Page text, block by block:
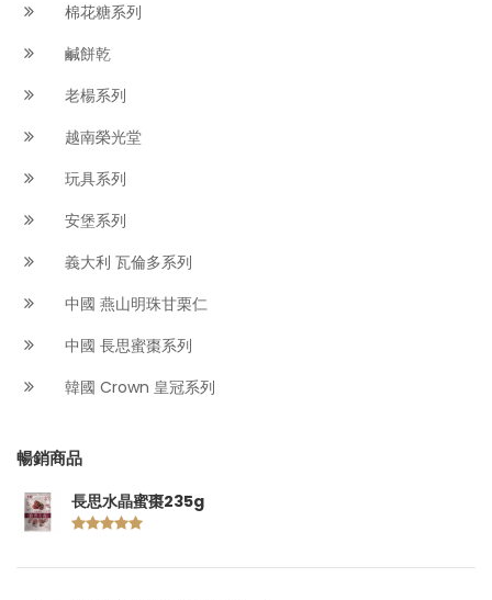
棉花糖系列
鹹餅乾
老楊系列
越南榮光堂
玩具系列
安堡系列
義大利 瓦倫多系列
中國 燕山明珠甘栗仁
中國 長思蜜棗系列
韓國 Crown 皇冠系列
暢銷商品
長思水晶蜜棗235g